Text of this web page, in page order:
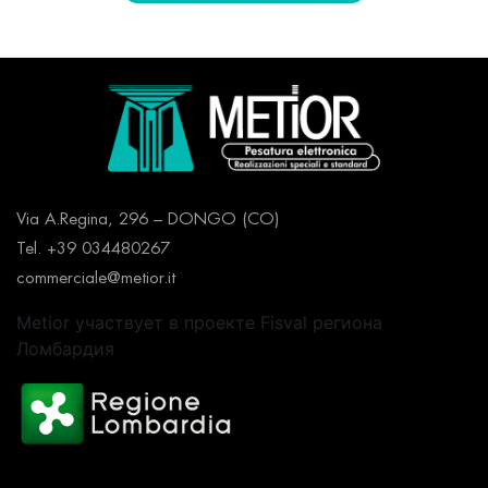
Via A.Regina, 296 – DONGO (CO)
Tel. +39 034480267
commerciale@metior.it
Metior участвует в проекте Fisval региона
Ломбардия